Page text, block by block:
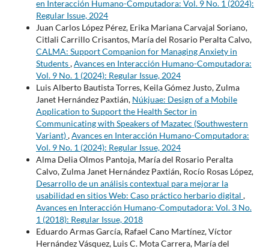
en Interacción Humano-Computadora: Vol. 9 No. 1 (2024):
Regular Issue, 2024
Juan Carlos López Pérez, Erika Mariana Carvajal Soriano,
Citlali Carrillo Crisantos, María del Rosario Peralta Calvo,
CALMA: Support Companion for Managing Anxiety in
Students,Avances en Interacción Humano-Computadora:
Vol. 9 No. 1 (2024): Regular Issue, 2024
Luis Alberto Bautista Torres, Keila Gómez Justo, Zulma
Janet Hernández Paxtián, Núkjuae: Design of a Mobile
Application to Support the Health Sector in
Communicating with Speakers of Mazatec (Southwestern
Variant),Avances en Interacción Humano-Computadora:
Vol. 9 No. 1 (2024): Regular Issue, 2024
Alma Delia Olmos Pantoja, María del Rosario Peralta
Calvo, Zulma Janet Hernández Paxtián, Rocío Rosas López,
Desarrollo de un análisis contextual para mejorar la
usabilidad en sitios Web: Caso práctico herbario digital ,
Avances en Interacción Humano-Computadora: Vol. 3 No.
1 (2018): Regular Issue, 2018
Eduardo Armas García, Rafael Cano Martínez, Víctor
Hernández Vásquez, Luis C. Mota Carrera, María del